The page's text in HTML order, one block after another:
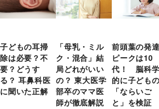
子どもの耳掃
除は必要？不
要？どうす
る？ 耳鼻科医
に聞いた正解
「母乳・ミル
ク・混合」結
局どれがいい
の？ 東大医学
部卒のママ医
師が徹底解説
前頭葉の発達
ピークは10
代！ 脳科学
的に子どもの
「ならいご
と」を検証